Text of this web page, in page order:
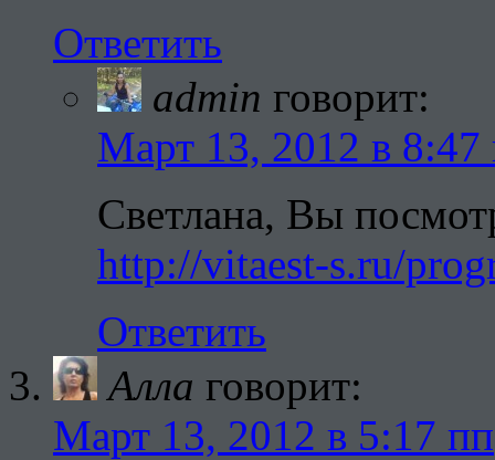
Ответить
admin говорит:
Март 13, 2012 в 8:47
Светлана, Вы
http://vitaest-s.ru/
Ответить
Алла говорит:
Март 13, 2012 в 5:17 пп